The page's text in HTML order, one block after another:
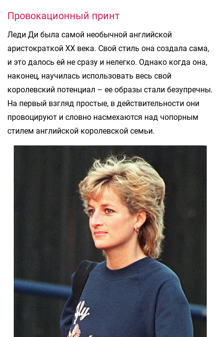
Провокационный принт
Леди Ди была самой необычной английской
аристократкой ХХ века. Свой стиль она создала сама,
и это далось ей не сразу и нелегко. Однако когда она,
наконец, научилась использовать весь свой
королевский потенциал – ее образы стали безупречны.
На первый взгляд простые, в действительности они
провоцируют и словно насмехаются над чопорным
стилем английской королевской семьи.